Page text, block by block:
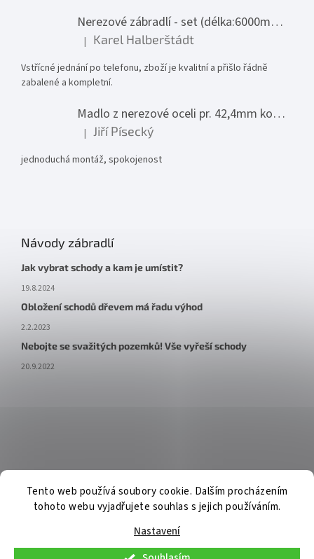
Tento web používá soubory cookie. Dalším procházením
tohoto webu vyjadřujete souhlas s jejich používáním.
Nastavení
Nerezové zábradlí - set (délka:6000mm x výška:1000mm)
Hodnocení produktu je 5 z 5 hvězdiček.
| Karel Halberštádt
Vstřícné jednání po telefonu, zboží je kvalitní a přišlo řádně
zabalené a kompletní.
Madlo z nerezové oceli pr. 42,4mm komplet - model 0116 - 3000mm
Hodnocení produktu je 5 z 5 hvězdiček.
| Jiří Písecký
jednoduchá montáž, spokojenost
Návody zábradlí
Jak vybrat schody a kam je umístit?
19.8.2024
Obložení schodů dřevem má řadu výhod
2.2.2023
Nebojte se svažitých pozemků! Vše vyřeší schody
20.9.2022